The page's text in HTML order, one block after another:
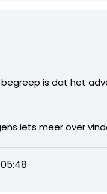
begreep is dat het
iets meer over